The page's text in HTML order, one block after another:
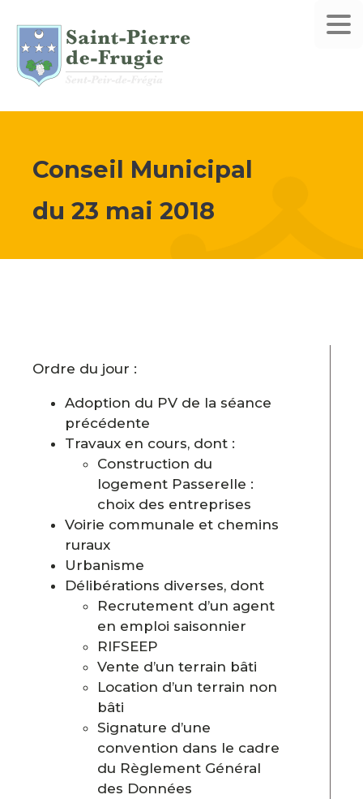
Conseil Municipal
du 23 mai 2018
Ordre du jour :
Adoption du PV de la séance
précédente
Travaux en cours, dont :
Construction du
logement Passerelle :
choix des entreprises
Voirie communale et chemins
ruraux
Urbanisme
Délibérations diverses, dont
Recrutement d’un agent
en emploi saisonnier
RIFSEEP
Vente d’un terrain bâti
Location d’un terrain non
bâti
Signature d’une
convention dans le cadre
du Règlement Général
des Données